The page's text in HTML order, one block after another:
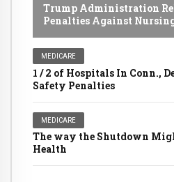
Trump Administration
Penalties Against
MEDICARE
1 / 2 of Hospitals In Conn.,
Safety Penalties
MEDICARE
The way the Shutdown
Health